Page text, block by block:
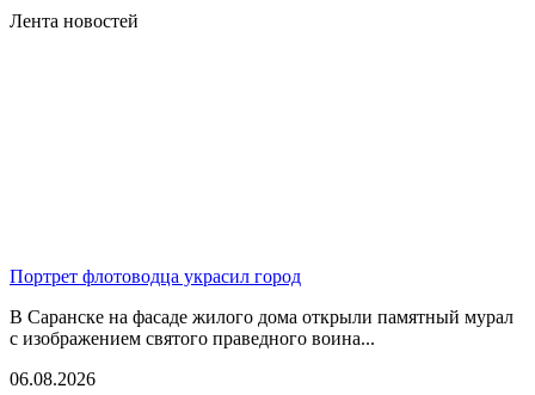
Лента новостей
Портрет флотоводца украсил город
В Саранске на фасаде жилого дома открыли памятный мурал
с изображением святого праведного воина...
06.08.2026